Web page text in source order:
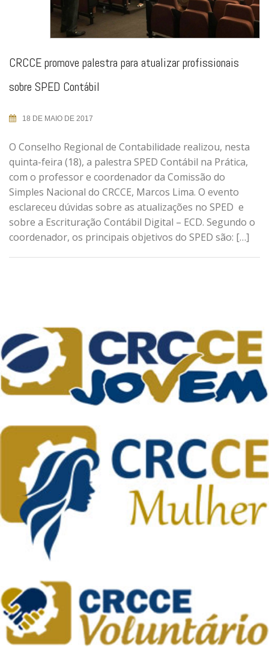
CRCCE promove palestra para atualizar profissionais
sobre SPED Contábil
18 DE MAIO DE 2017
O Conselho Regional de Contabilidade realizou, nesta
quinta-feira (18), a palestra SPED Contábil na Prática,
com o professor e coordenador da Comissão do
Simples Nacional do CRCCE, Marcos Lima. O evento
esclareceu dúvidas sobre as atualizações no SPED e
sobre a Escrituração Contábil Digital – ECD. Segundo o
coordenador, os principais objetivos do SPED são: […]